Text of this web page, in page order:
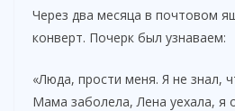
Через два месяца в почтовом
конверт. Почерк был узнаваем:
«Люда, прости меня. Я не знал,
Мама заболела, Лена уехала, я